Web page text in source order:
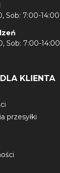
Sob: 7:00-14:00
Sob: 7:00-14:00
DLA KLIENTA
przesyłki